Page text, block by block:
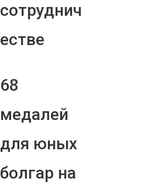
сотруднич
естве
68
медалей
для юных
болгар на